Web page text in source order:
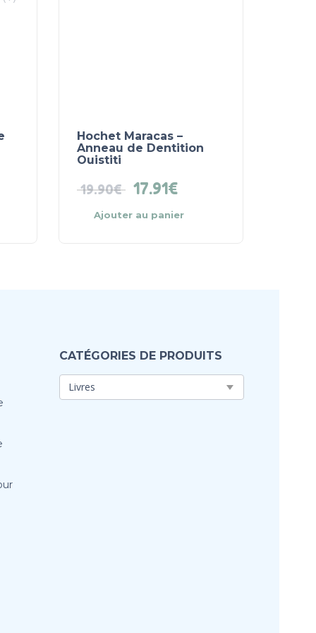
Hochet Maracas –
Anneau de Dentition
Ouistiti
19.90€ 17.91€
Ajouter au panier
CATÉGORIES DE PRODUITS